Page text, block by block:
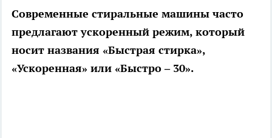
Современные стиральные машины часто
предлагают ускоренный режим, который
носит названия «Быстрая стирка»,
«Ускоренная» или «Быстро – 30».